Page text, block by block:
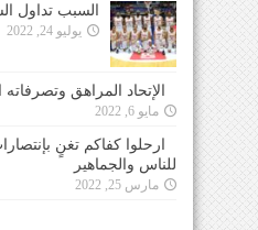
السبب تداول
يوليو 24, 2022
الإتحاد المراهق وتصرفاته
مايو 6, 2022
ارحلوا كفاكم تغنٍ
للناس والجماهير
مارس 25, 2022